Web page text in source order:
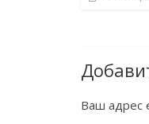
Ваш адрес